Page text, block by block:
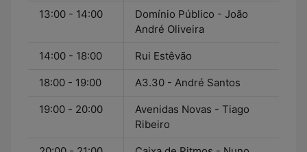
13:00 - 14:00
Domínio Público - João
André Oliveira
14:00 - 18:00 Rui Estêvão
18:00 - 19:00 A3.30 - André Santos
19:00 - 20:00
Avenidas Novas - Tiago
Ribeiro